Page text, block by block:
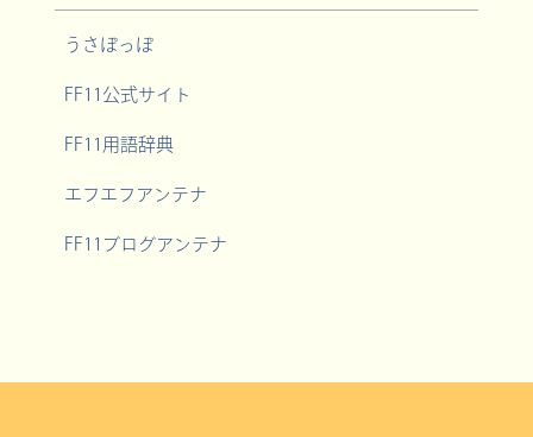
うさぽっぽ
FF11公式サイト
FF11用語辞典
エフエフアンテナ
FF11ブログアンテナ